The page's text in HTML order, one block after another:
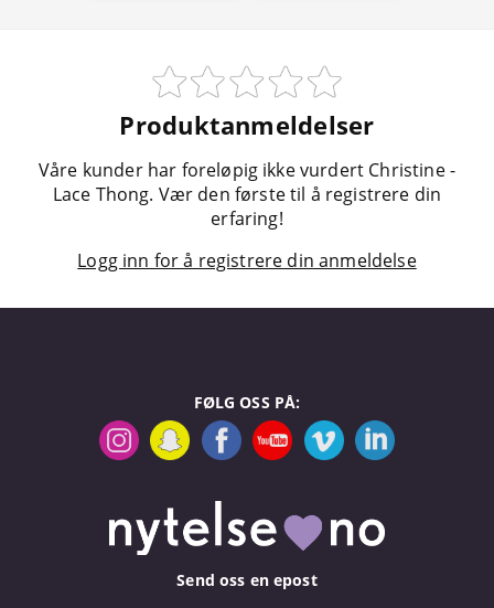
Produktanmeldelser
Våre kunder har foreløpig ikke vurdert Christine -
Lace Thong. Vær den første til å registrere din
erfaring!
Logg inn for å registrere din anmeldelse
FØLG OSS PÅ:
Send oss en epost